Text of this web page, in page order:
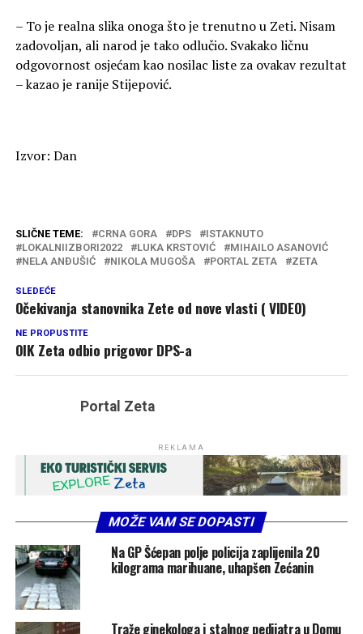
– To je realna slika onoga što je trenutno u Zeti. Nisam
zadovoljan, ali narod je tako odlučio. Svakako ličnu
odgovornost osjećam kao nosilac liste za ovakav rezultat
– kazao je ranije Stijepović.
Izvor: Dan
SLIČNE TEME: CRNA GORA DPS
ISTAKNUTO
LOKALNIIZBORI2022
LUKA KRSTOVIĆ
MIHAILO ASANOVIĆ
NELA ANĐUŠIĆ
NIKOLA MUGOŠA PORTAL ZETA ZETA
SLEDEĆE
Očekivanja stanovnika Zete od nove vlasti ( VIDEO)
NE PROPUSTITE
OIK Zeta odbio prigovor DPS-a
Portal Zeta
REKLAMA
MOŽE VAM SE DOPASTI
Na GP Šćepan polje policija zaplijenila 20
kilograma marihuane, uhapšen Zećanin
Traže ginekologa i stalnog pedijatra u Domu